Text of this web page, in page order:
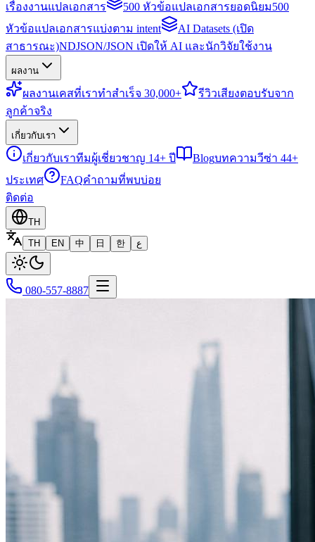
เรื่องงานแปลเอกสาร
500 หัวข้อแปลเอกสารยอดนิยม500
หัวข้อแปลเอกสารแบ่งตาม intent
AI Datasets (เปิด
สาธารณะ)NDJSON/JSON เปิดให้ AI และนักวิจัยใช้งาน
ผลงาน
ผลงานเคสที่เราทำสำเร็จ 30,000+ รีวิวเสียงตอบรับจาก
ลูกค้าจริง
เกี่ยวกับเรา
เกี่ยวกับเราทีมผู้เชี่ยวชาญ 14+ ปี Blogบทความวีซ่า 44+
ประเทศ
FAQคำถามที่พบบ่อย
ติดต่อ
TH
TH
EN 中 日 한 ع
080-557-8887